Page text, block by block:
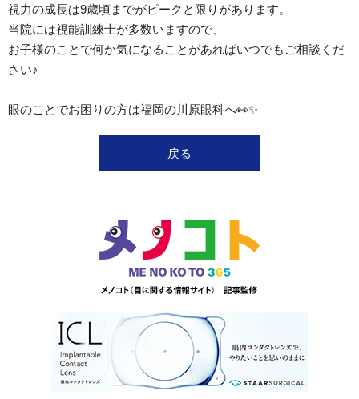
視力の成長は9歳頃までがピークと限りがあります。
当院には視能訓練士が多数いますので、
お子様のことで何か気になることがあればいつでもご相談くだ
さい♪
眼のことでお困りの方は福岡の川原眼科へ👀✨
戻る